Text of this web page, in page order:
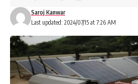
Last updated: 2024/07/15 at 7:26 AM
Saroj Kanwar